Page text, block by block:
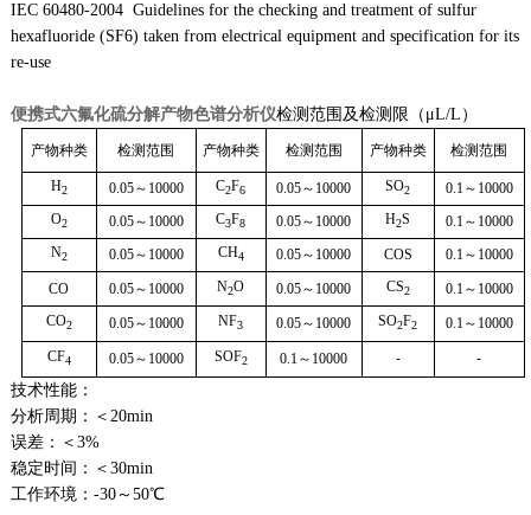
IEC 60480-2004 Guidelines for the checking and treatment of sulfur
hexafluoride (SF6) taken from electrical equipment and specification for its
re-use
便携式六氟化硫分解产物色谱分析仪检测范围及检测限（μL/L）
产物种类 检测范围 产物种类 检测范围 产物种类 检测范围
H2 0.05～10000 C2F6 0.05～10000 SO2 0.1～10000
O2 0.05～10000 C3F8 0.05～10000 H2S 0.1～10000
N2 0.05～10000 CH4 0.05～10000 COS 0.1～10000
CO 0.05～10000 N2O 0.05～10000 CS2 0.1～10000
CO2 0.05～10000 NF3 0.05～10000 SO2F2 0.1～10000
CF4 0.05～10000 SOF2 0.1～10000 - -
技术性能：
分析周期：＜20min
误差：＜3%
稳定时间：＜30min
工作环境：-30～50℃